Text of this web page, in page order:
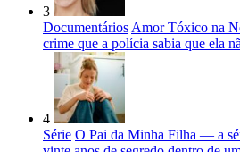
3
Documentários Amor Tóxico na
crime que a polícia sabia que ela
4
Série O Pai da Minha Filha — a